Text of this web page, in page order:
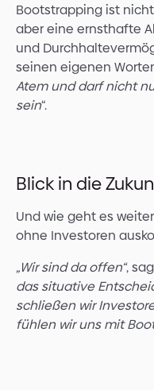
Bootstrapping ist
aber eine ernsthafte
und
seinen eigenen
Atem und darf nicht
sein“.
Blick in die
Und wie geht es
ohne Investoren
„Wir sind da offen“,
das situative
schließen wir
fühlen wir uns mit